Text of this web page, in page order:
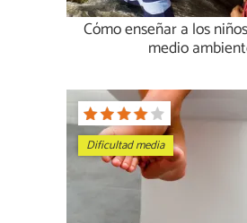
Cómo enseñar a los
medio
Dificultad media